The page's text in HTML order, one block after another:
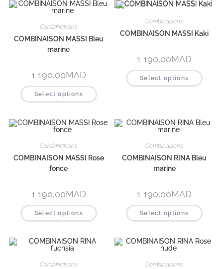
Combinaisons
COMBINAISON MASSI Bleu
marine
1 190,00MAD
Select options
Combinaisons
COMBINAISON MASSI Kaki
1 190,00MAD
Select options
Combinaisons
COMBINAISON MASSI Rose
fonce
1 190,00MAD
Select options
Combinaisons
COMBINAISON RINA Bleu
marine
1 190,00MAD
Select options
Combinaisons Combinaisons